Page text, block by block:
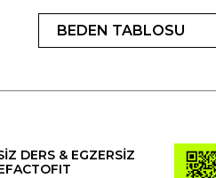
BEDEN TABLOSU
DERS & EGZERSİZ